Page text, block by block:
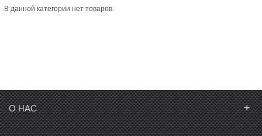
В данной категории нет товаров.
О НАС +